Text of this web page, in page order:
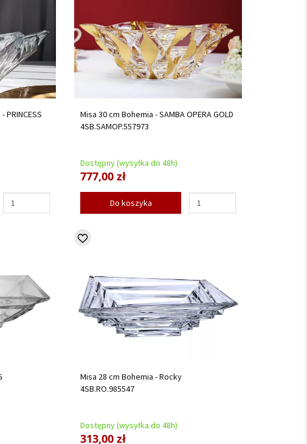
PRINCESS
Misa 30 cm Bohemia - SAMBA OPERA GOLD
4SB.SAMOP.557973
Dostępny (wysyłka do 48h)
777,00 zł
Do koszyka
Misa 28 cm Bohemia - Rocky
4SB.RO.985547
Dostępny (wysyłka do 48h)
313,00 zł